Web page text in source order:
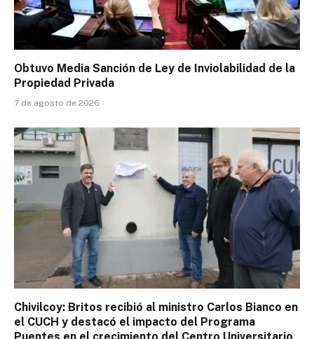
Obtuvo Media Sanción de Ley de Inviolabilidad de la
Propiedad Privada
7 de agosto de 2026
Chivilcoy: Britos recibió al ministro Carlos Bianco en
el CUCH y destacó el impacto del Programa